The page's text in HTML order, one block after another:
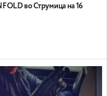
во Струмица на 16